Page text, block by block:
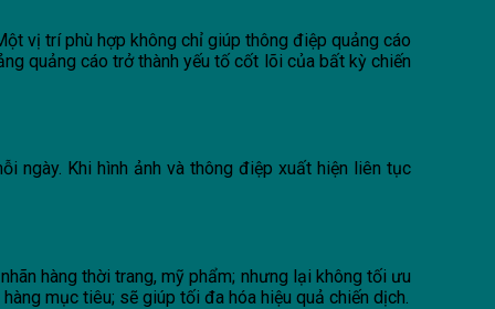
vị trí phù hợp không chỉ giúp thông điệp quảng cáo
quảng cáo trở thành yếu tố cốt lõi của bất kỳ chiến
ngày. Khi hình ảnh và thông điệp xuất hiện liên tục
hàng thời trang, mỹ phẩm; nhưng lại không tối ưu
mục tiêu; sẽ giúp tối đa hóa hiệu quả chiến dịch.